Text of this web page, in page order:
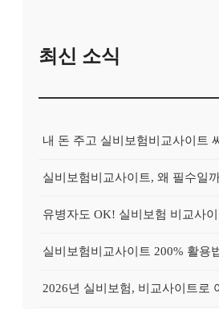
최신 소식